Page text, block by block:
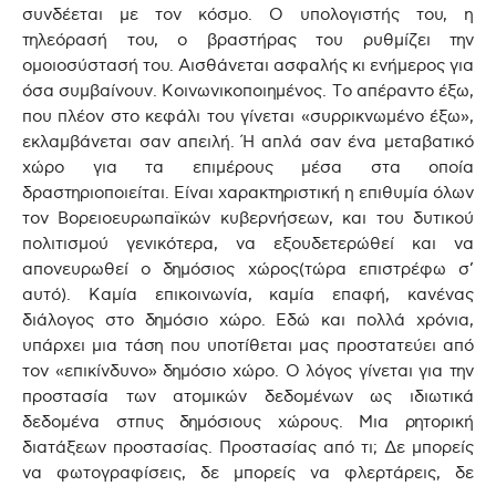
συνδέεται με τον κόσμο. Ο υπολογιστής του, η
τηλεόρασή του, ο βραστήρας του ρυθμίζει την
ομοιοσύστασή του. Αισθάνεται ασφαλής κι ενήμερος για
όσα συμβαίνουν. Κοινωνικοποιημένος. Το απέραντο έξω,
που πλέον στο κεφάλι του γίνεται «συρρικνωμένο έξω»,
εκλαμβάνεται σαν απειλή. Ή απλά σαν ένα μεταβατικό
χώρο για τα επιμέρους μέσα στα οποία
δραστηριοποιείται. Είναι χαρακτηριστική η επιθυμία όλων
τον Βορειοευρωπαϊκών κυβερνήσεων, και του δυτικού
πολιτισμού γενικότερα, να εξουδετερώθεί και να
απονευρωθεί ο δημόσιος χώρος(τώρα επιστρέφω σ’
αυτό). Καμία επικοινωνία, καμία επαφή, κανένας
διάλογος στο δημόσιο χώρο. Εδώ και πολλά χρόνια,
υπάρχει μια τάση που υποτίθεται μας προστατεύει από
τον «επικίνδυνο» δημόσιο χώρο. Ο λόγος γίνεται για την
προστασία των ατομικών δεδομένων ως ιδιωτικά
δεδομένα στπυς δημόσιους χώρους. Μια ρητορική
διατάξεων προστασίας. Προστασίας από τι; Δε μπορείς
να φωτογραφίσεις, δε μπορείς να φλερτάρεις, δε